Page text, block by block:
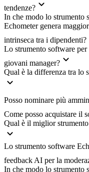
tendenze?
In che modo lo strumento
Echometer genera
intrinseca tra i dipendenti?
Lo strumento software
giovani manager?
Qual è la differenza tra lo
Posso nominare più
Come posso acquistare il
Qual è il miglior
Lo strumento software
feedback AI per la
In che modo lo strumento